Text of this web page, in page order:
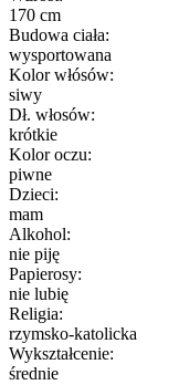
170 cm
Budowa ciała:
wysportowana
Kolor włósów:
siwy
Dł. włosów:
krótkie
Kolor oczu:
piwne
Dzieci:
mam
Alkohol:
nie piję
Papierosy:
nie lubię
Religia:
rzymsko-katolicka
Wykształcenie:
średnie